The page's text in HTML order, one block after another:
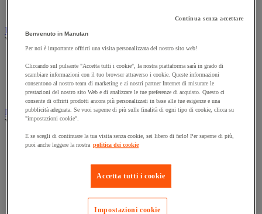
Ingrassaggio e lubrificazione
Vedi tutte le categorie
Attrezzi per lubrificazione
Grasso e olio
Lubrificante e sbloccante
Marcatura
Vedi tutte le categorie
Incisione
Marcatura permanente
Marcatura temporanea
Segnaletica in magazzino
Continua senza accettare
Benvenuto in Manutan
Per noi è importante offrirti una visita personalizzata del nostro sito web!
Cliccando sul pulsante "Accetta tutti i cookie", la nostra piattaforma sarà in grado di
scambiare informazioni con il tuo browser attraverso i cookie. Queste informazioni
consentono al nostro team di marketing e ai nostri partner Internet di misurare le
prestazioni del nostro sito Web e di analizzare le tue preferenze di acquisto. Questo ci
consente di offrirti prodotti ancora più personalizzati in base alle tue esigenze e una
pubblicità adeguata. Se vuoi saperne di più sulle finalità di ogni tipo di cookie, clicca su
"impostazioni cookie".
E se scegli di continuare la tua visita senza cookie, sei libero di farlo! Per saperne di più,
puoi anche leggere la nostra politica dei cookie
Accetta tutti i cookie
Impostazioni cookie